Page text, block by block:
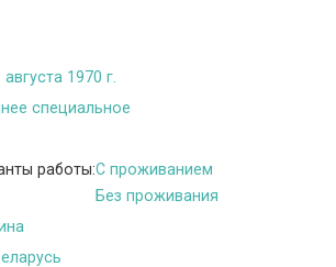
августа 1970 г.
специальное
работы:C проживанием
Без проживания